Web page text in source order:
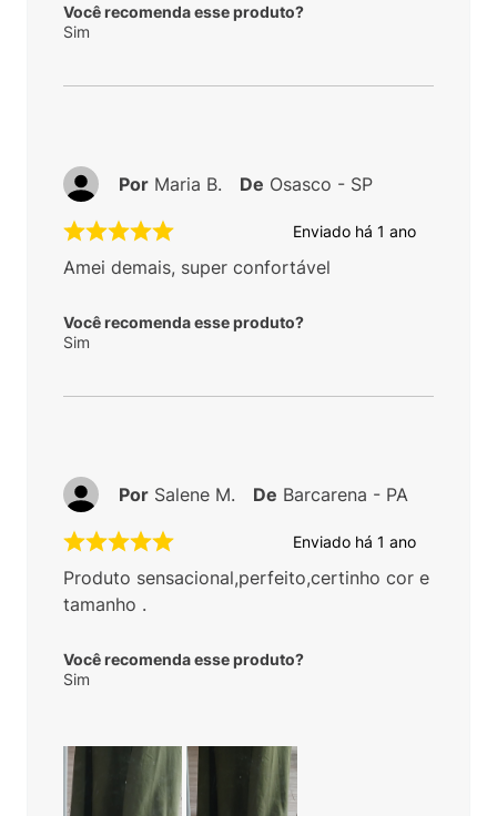
Você recomenda esse produto?
Sim
Enviado há 1 ano
Amei demais, super confortável
Você recomenda esse produto?
Sim
Por Maria B. De Osasco - SP
Enviado há 1 ano
Produto sensacional,perfeito,certinho cor e
tamanho .
Você recomenda esse produto?
Sim
Por Salene M. De Barcarena - PA